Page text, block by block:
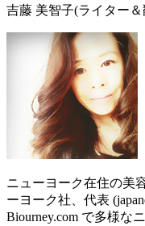
吉藤 美智子(ライター
ニューヨーク在住の美
ーヨーク社、代表
Biourney.com で多様な